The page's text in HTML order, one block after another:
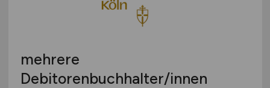
mehrere
Debitorenbuchhalter/innen